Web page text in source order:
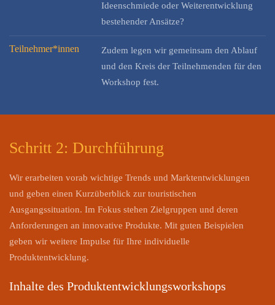
Ideenschmiede oder Weiterentwicklung
bestehender Ansätze?
Teilnehmer*innen
Zudem legen wir gemeinsam den Ablauf
und den Kreis der Teilnehmenden für den
Workshop fest.
Schritt 2: Durchführung
Wir erarbeiten vorab wichtige Trends und Marktentwicklungen
und geben einen Kurzüberblick zur touristischen
Ausgangssituation. Im Fokus stehen Zielgruppen und deren
Anforderungen an innovative Produkte. Mit guten Beispielen
geben wir weitere Impulse für Ihre individuelle
Produktentwicklung.
Inhalte des Produktentwicklungsworkshops